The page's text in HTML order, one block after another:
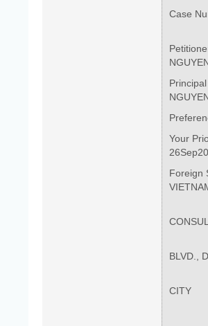
Case
Your
Foreign
BLVD.,
CITY